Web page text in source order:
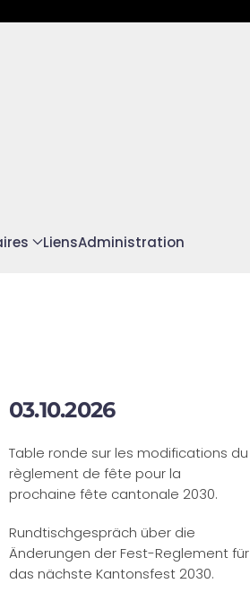
LiensAdministration
03.10.2026
Table ronde sur les modifications du
règlement de fête pour la
prochaine fête cantonale 2030.
Rundtischgespräch über die
Änderungen der Fest-Reglement für
das nächste Kantonsfest 2030.